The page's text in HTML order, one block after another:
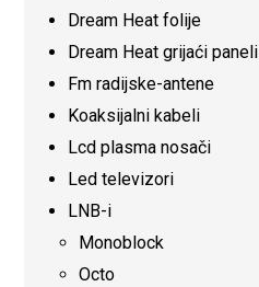
Dream Heat folije
Dream Heat grijaći paneli
Fm radijske-antene
Koaksijalni kabeli
Lcd plasma nosači
Led televizori
LNB-i
Monoblock
Octo